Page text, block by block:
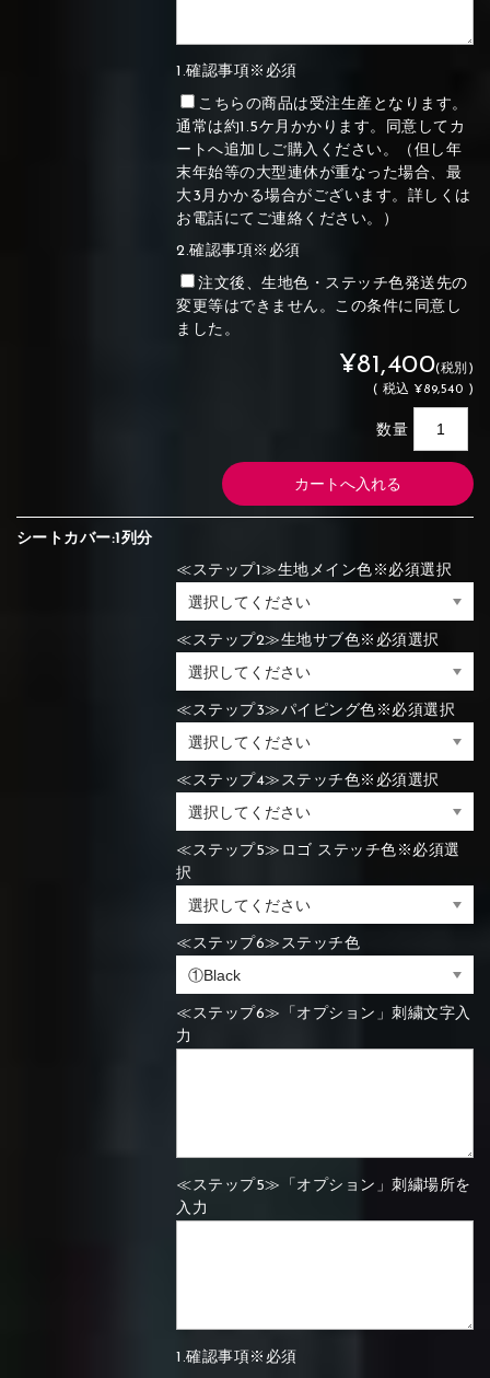
1.確認事項※必須
こちらの商品は受注生産となります。
通常は約1.5ケ月かかります。同意してカ
ートへ追加しご購入ください。（但し年
末年始等の大型連休が重なった場合、最
大3月かかる場合がございます。詳しくは
お電話にてご連絡ください。）
2.確認事項※必須
注文後、生地色・ステッチ色発送先の
変更等はできません。この条件に同意し
ました。
¥81,400(税別)
( 税込 ¥89,540 )
数量
シートカバー:1列分
≪ステップ1≫生地メイン色※必須選択
≪ステップ2≫生地サブ色※必須選択
≪ステップ3≫パイピング色※必須選択
≪ステップ4≫ステッチ色※必須選択
≪ステップ5≫ロゴ ステッチ色※必須選
択
≪ステップ6≫ステッチ色
≪ステップ6≫「オプション」刺繍文字入
力
≪ステップ5≫「オプション」刺繍場所を
入力
1.確認事項※必須